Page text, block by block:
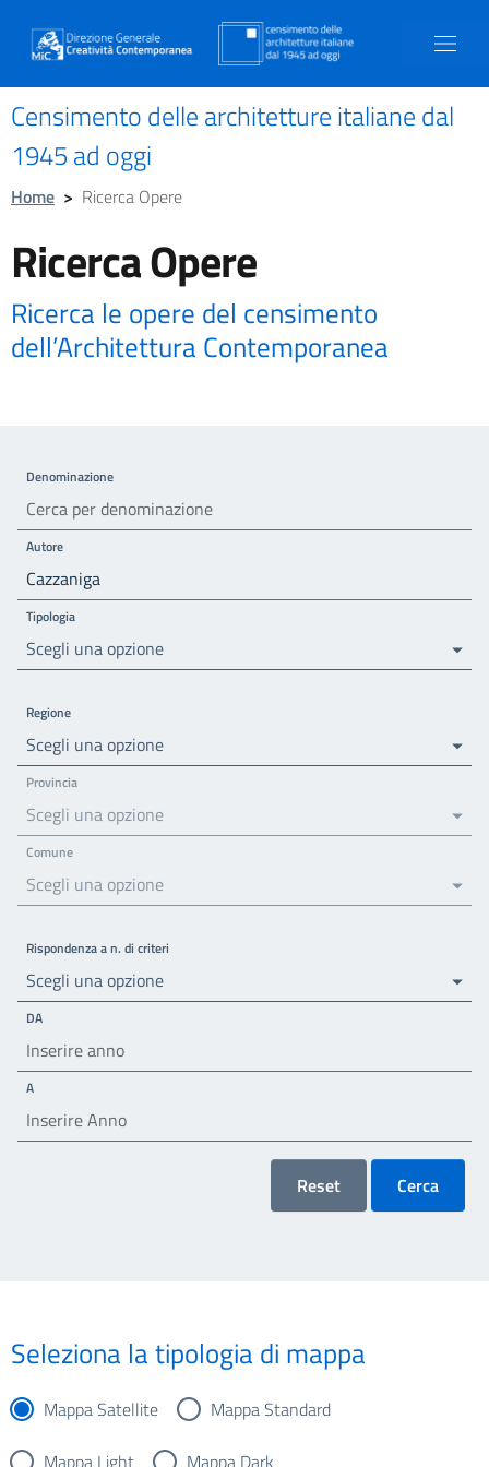
Censimento delle architetture italiane dal
1945 ad oggi
Home > Ricerca Opere
Ricerca Opere
Ricerca le opere del censimento
dell’Architettura Contemporanea
Denominazione
Autore
Tipologia
Scegli una opzione
Regione
Scegli una opzione
Provincia
Scegli una opzione
Comune
Scegli una opzione
Rispondenza a n. di criteri
Scegli una opzione
DA
A
Reset Cerca
Seleziona la tipologia di mappa
Mappa Satellite
Mappa Standard
Mappa Light
Mappa Dark